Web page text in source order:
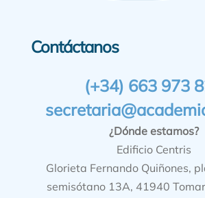
Contáctanos
(+34) 663 973
¿Dónde estamos?
Edificio Centris
Glorieta Fernando Quiñones,
semisótano 13A, 41940